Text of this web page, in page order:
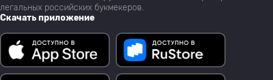
легальных российских букмекеров.
Скачать приложение